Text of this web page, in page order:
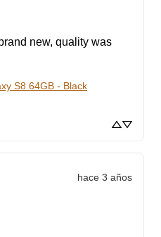
new, quality was
S8 64GB - Black
hace 3 años